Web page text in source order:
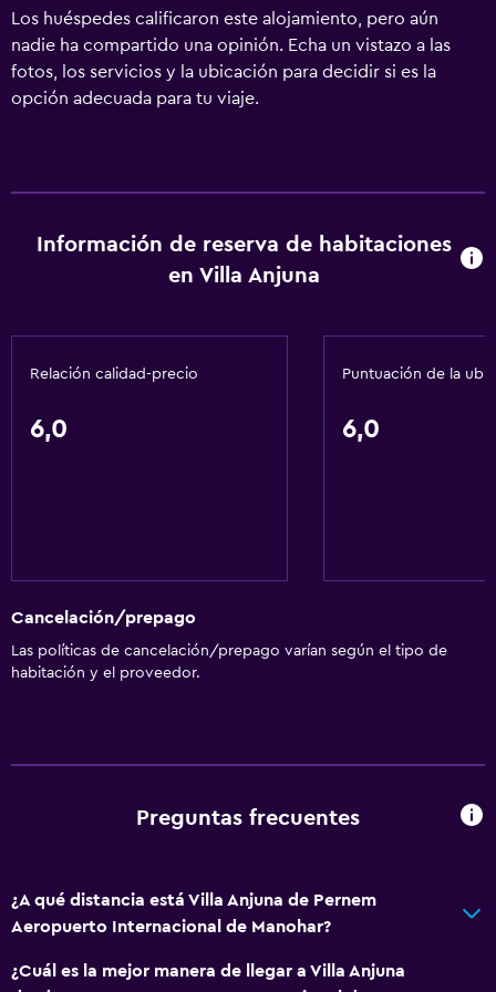
Los huéspedes calificaron este alojamiento, pero aún
nadie ha compartido una opinión. Echa un vistazo a las
fotos, los servicios y la ubicación para decidir si es la
opción adecuada para tu viaje.
Información de reserva de habitaciones
en Villa Anjuna
Relación calidad-precio
6,0
Puntuación de la
6,0
Cancelación/prepago
Las políticas de cancelación/prepago varían según el tipo de
habitación y el proveedor.
Preguntas frecuentes
¿A qué distancia está Villa Anjuna de Pernem
Aeropuerto Internacional de Manohar?
¿Cuál es la mejor manera de llegar a Villa Anjuna